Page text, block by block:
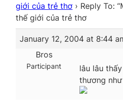
giới của trẻ thơ › Reply To:
thế giới của trẻ thơ
January 12, 2004 at 8:44
Bros
Participant
lâu lâu
thương